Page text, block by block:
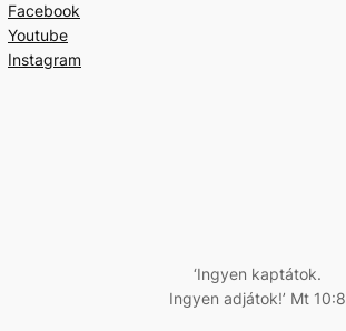
Facebook
Youtube
Instagram
‘Ingyen kaptátok.
Ingyen adjátok!’ Mt 10:8